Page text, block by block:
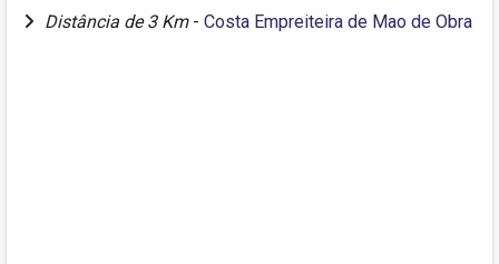
Distância de 3 Km - Costa Empreiteira de Mao de Obra